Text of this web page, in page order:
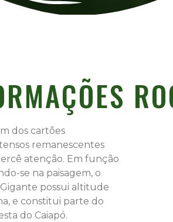
dos cartões
remanescentes
atenção. Em função
se na paisagem, o
possui altitude
e constitui parte do
do Caiapó.